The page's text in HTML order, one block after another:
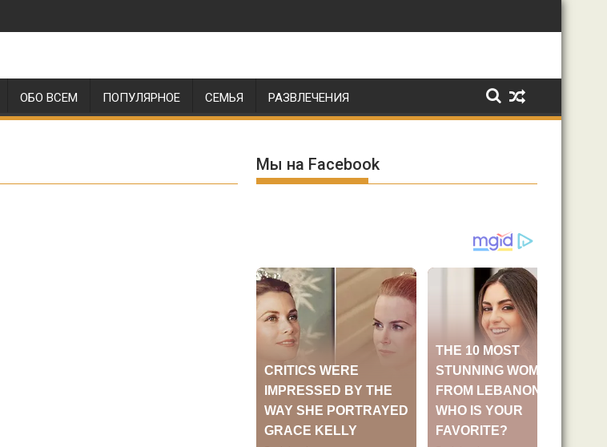
ОБО ВСЕМ ПОПУЛЯРНОЕ СЕМЬЯ РАЗВЛЕЧЕНИЯ
Мы на Facebook